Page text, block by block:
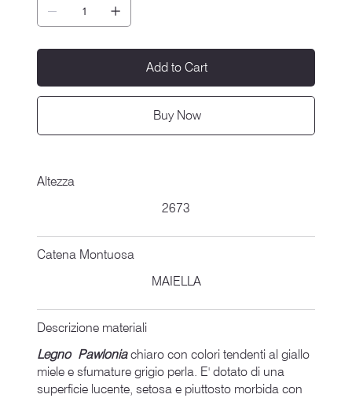
Add to Cart
Buy Now
Altezza
2673
Catena Montuosa
MAIELLA
Descrizione materiali
Legno Pawloniachiaro con colori tendenti al giallo
miele e sfumature grigio perla. E' dotato di una
superficie lucente, setosa e piuttosto morbida con